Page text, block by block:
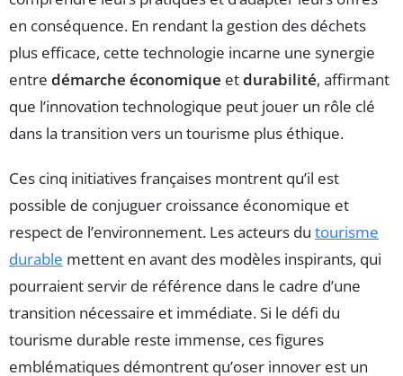
en conséquence. En rendant la gestion des déchets
plus efficace, cette technologie incarne une synergie
entre démarche économique etdurabilité, affirmant
que l’innovation technologique peut jouer un rôle clé
dans la transition vers un tourisme plus éthique.
Ces cinq initiatives françaises montrent qu’il est
possible de conjuguer croissance économique et
respect de l’environnement. Les acteurs du tourisme
durable mettent en avant des modèles inspirants, qui
pourraient servir de référence dans le cadre d’une
transition nécessaire et immédiate. Si le défi du
tourisme durable reste immense, ces figures
emblématiques démontrent qu’oser innover est un